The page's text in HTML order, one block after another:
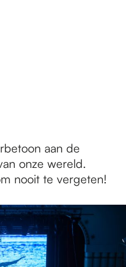
aan de
onze wereld.
nooit te vergeten!